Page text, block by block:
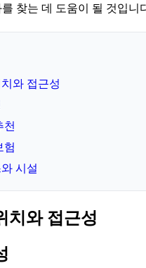
찾는 데 도움이 될 것입니
와 접근성
천
험
시설
치와 접근성